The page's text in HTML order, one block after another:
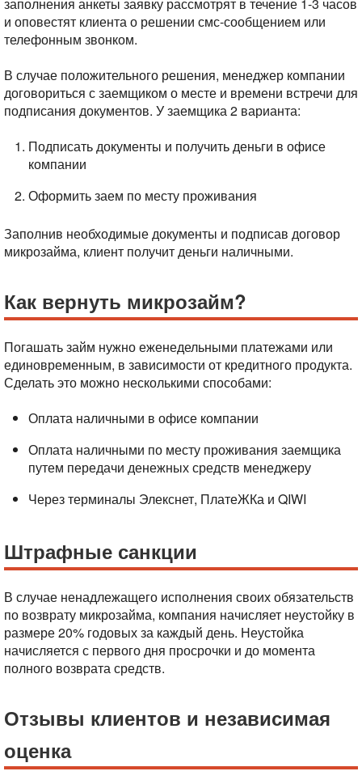
заполнения анкеты заявку рассмотрят в течение 1-3 часов
и оповестят клиента о решении смс-сообщением или
телефонным звонком.
В случае положительного решения, менеджер компании
договориться с заемщиком о месте и времени встречи для
подписания документов. У заемщика 2 варианта:
Подписать документы и получить деньги в офисе
компании
Оформить заем по месту проживания
Заполнив необходимые документы и подписав договор
микрозайма, клиент получит деньги наличными.
Как вернуть микрозайм?
Погашать займ нужно еженедельными платежами или
единовременным, в зависимости от кредитного продукта.
Сделать это можно несколькими способами:
Оплата наличными в офисе компании
Оплата наличными по месту проживания заемщика
путем передачи денежных средств менеджеру
Через терминалы Элекснет, ПлатеЖКа и QIWI
Штрафные санкции
В случае ненадлежащего исполнения своих обязательств
по возврату микрозайма, компания начисляет неустойку в
размере 20% годовых за каждый день. Неустойка
начисляется с первого дня просрочки и до момента
полного возврата средств.
Отзывы клиентов и независимая
оценка